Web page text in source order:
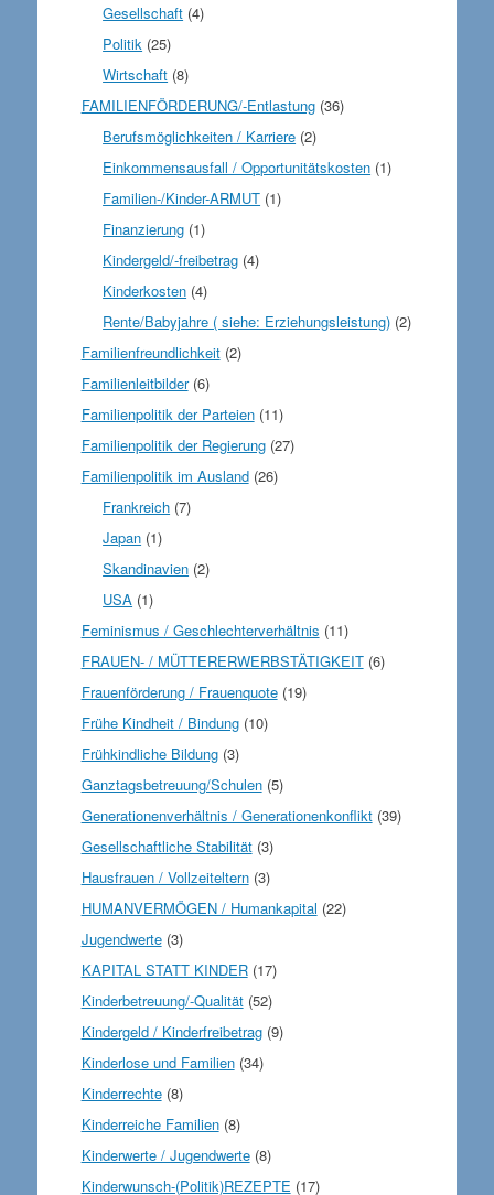
Gesellschaft (4)
Politik (25)
Wirtschaft (8)
FAMILIENFÖRDERUNG/-Entlastung(36)
Berufsmöglichkeiten / Karriere (2)
Einkommensausfall / Opportunitätskosten (1)
Familien-/Kinder-ARMUT (1)
Finanzierung (1)
Kindergeld/-freibetrag (4)
Kinderkosten (4)
Rente/Babyjahre ( siehe: Erziehungsleistung) (2)
Familienfreundlichkeit(2)
Familienleitbilder(6)
Familienpolitik der Parteien(11)
Familienpolitik der Regierung(27)
Familienpolitik im Ausland(26)
Frankreich (7)
Japan (1)
Skandinavien (2)
USA (1)
Feminismus / Geschlechterverhältnis (11)
FRAUEN- / MÜTTERERWERBSTÄTIGKEIT(6)
Frauenförderung / Frauenquote(19)
Frühe Kindheit / Bindung(10)
Frühkindliche Bildung(3)
Ganztagsbetreuung/Schulen(5)
Generationenverhältnis / Generationenkonflikt(39)
Gesellschaftliche Stabilität(3)
Hausfrauen / Vollzeiteltern(3)
HUMANVERMÖGEN / Humankapital (22)
Jugendwerte(3)
KAPITAL STATT KINDER(17)
Kinderbetreuung/-Qualität(52)
Kindergeld / Kinderfreibetrag(9)
Kinderlose und Familien(34)
Kinderrechte(8)
Kinderreiche Familien(8)
Kinderwerte / Jugendwerte(8)
Kinderwunsch-(Politik)REZEPTE (17)